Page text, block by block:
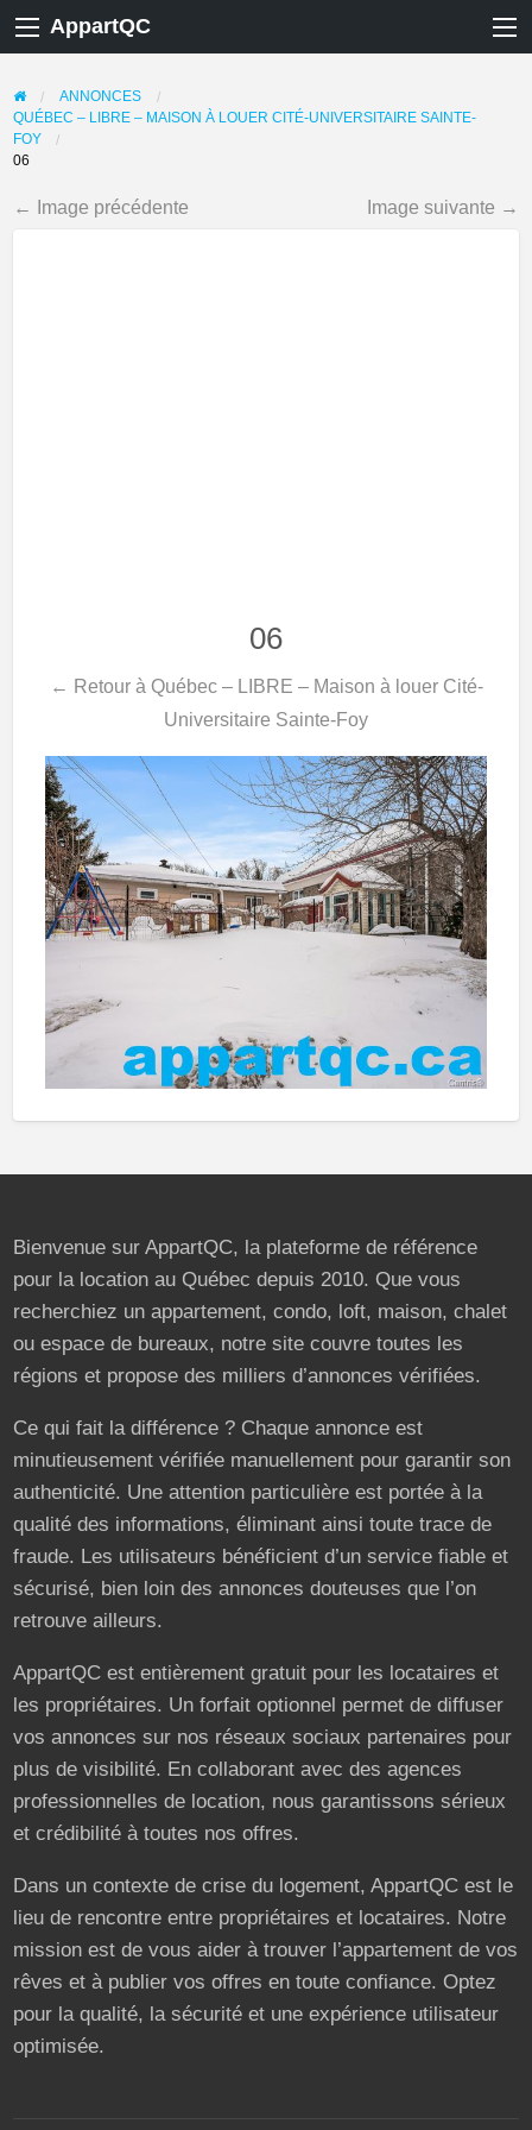
AppartQC
ANNONCES
QUÉBEC – LIBRE – MAISON À LOUER CITÉ-UNIVERSITAIRE SAINTE-
FOY
06
← Image précédente Image suivante →
06
← Retour à Québec – LIBRE – Maison à louer Cité-
Universitaire Sainte-Foy
Bienvenue sur AppartQC, la plateforme de référence
pour la location au Québec depuis 2010. Que vous
recherchiez un appartement, condo, loft, maison, chalet
ou espace de bureaux, notre site couvre toutes les
régions et propose des milliers d’annonces vérifiées.
Ce qui fait la différence ? Chaque annonce est
minutieusement vérifiée manuellement pour garantir son
authenticité. Une attention particulière est portée à la
qualité des informations, éliminant ainsi toute trace de
fraude. Les utilisateurs bénéficient d’un service fiable et
sécurisé, bien loin des annonces douteuses que l’on
retrouve ailleurs.
AppartQC est entièrement gratuit pour les locataires et
les propriétaires. Un forfait optionnel permet de diffuser
vos annonces sur nos réseaux sociaux partenaires pour
plus de visibilité. En collaborant avec des agences
professionnelles de location, nous garantissons sérieux
et crédibilité à toutes nos offres.
Dans un contexte de crise du logement, AppartQC est le
lieu de rencontre entre propriétaires et locataires. Notre
mission est de vous aider à trouver l’appartement de vos
rêves et à publier vos offres en toute confiance. Optez
pour la qualité, la sécurité et une expérience utilisateur
optimisée.